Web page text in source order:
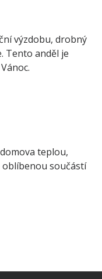
výzdobu, drobný
Tento anděl je
teplou,
součástí